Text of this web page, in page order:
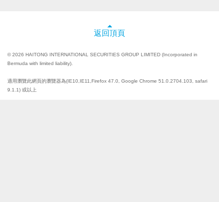
返回頂頁
© 2026 HAITONG INTERNATIONAL SECURITIES GROUP LIMITED (Incorporated in
Bermuda with limited liability).
適用瀏覽此網頁的瀏覽器為(IE10,IE11,Firefox 47.0, Google Chrome 51.0.2704.103, safari
9.1.1) 或以上